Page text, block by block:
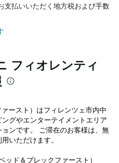
支払いいただく地方税および手数
フィオレンティ
ースト）はフィレンツェ市内中
グやエンターテイメントエリア
ンです。 ご滞在のお客様は、無
いただけます。
ド＆ブレックファースト）